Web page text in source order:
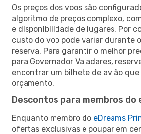
Os preços dos voos são
algoritmo de preços complexo,
e disponibilidade de lugares. Por
custo do voo pode variar durante
reserva. Para garantir o melhor
para Governador Valadares,
encontrar um bilhete de avião que
orçamento.
Descontos para membros do
Enquanto membro do eDreams
ofertas exclusivas e poupar em